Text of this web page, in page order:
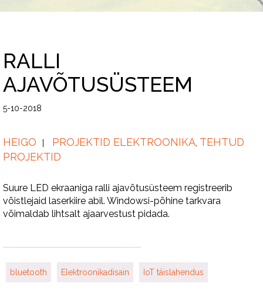
RALLI
AJAVÕTUSÜSTEEM
5-10-2018
HEIGO PROJEKTID ELEKTROONIKA TEHTUD
PROJEKTID
Suure LED ekraaniga ralli ajavõtusüsteem registreerib
võistlejaid laserkiire abil. Windowsi-põhine tarkvara
võimaldab lihtsalt ajaarvestust pidada.
bluetooth Elektroonikadisain IoT täislahendus